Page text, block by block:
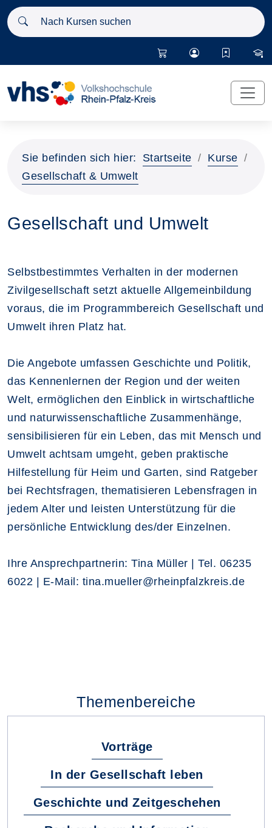
Nach Kursen suchen
Sie befinden sich hier: Startseite
Kurse
Gesellschaft & Umwelt
Gesellschaft und Umwelt
Selbstbestimmtes Verhalten in der modernen
Zivilgesellschaft setzt aktuelle Allgemeinbildung
voraus, die im Programmbereich Gesellschaft und
Umwelt ihren Platz hat.
Die Angebote umfassen Geschichte und Politik,
das Kennenlernen der Region und der weiten
Welt, ermöglichen den Einblick in wirtschaftliche
und naturwissenschaftliche Zusammenhänge,
sensibilisieren für ein Leben, das mit Mensch und
Umwelt achtsam umgeht, geben praktische
Hilfestellung für Heim und Garten, sind Ratgeber
bei Rechtsfragen, thematisieren Lebensfragen in
jedem Alter und leisten Unterstützung für die
persönliche Entwicklung des/der Einzelnen.
Ihre Ansprechpartnerin: Tina Müller | Tel. 06235
6022 | E-Mail: tina.mueller@rheinpfalzkreis.de
Themenbereiche
Vorträge
In der Gesellschaft leben
Geschichte und Zeitgeschehen